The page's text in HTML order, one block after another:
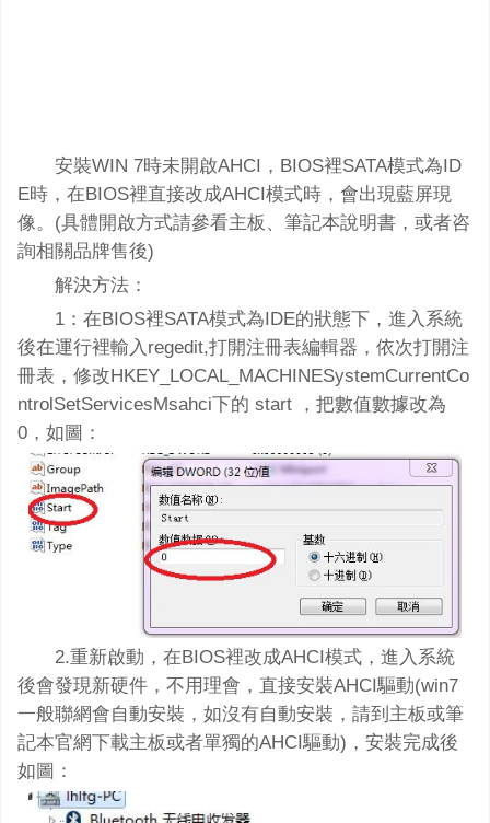
安裝WIN 7時未開啟AHCI，BIOS裡SATA模式為ID
E時，在BIOS裡直接改成AHCI模式時，會出現藍屏現
像。(具體開啟方式請參看主板、筆記本說明書，或者咨
詢相關品牌售後)
解決方法：
1：在BIOS裡SATA模式為IDE的狀態下，進入系統
後在運行裡輸入regedit,打開注冊表編輯器，依次打開注
冊表，修改HKEY_LOCAL_MACHINESystemCurrentCo
ntrolSetServicesMsahci下的 start ，把數值數據改為
0，如圖：
2.重新啟動，在BIOS裡改成AHCI模式，進入系統
後會發現新硬件，不用理會，直接安裝AHCI驅動(win7
一般聯網會自動安裝，如沒有自動安裝，請到主板或筆
記本官網下載主板或者單獨的AHCI驅動)，安裝完成後
如圖：